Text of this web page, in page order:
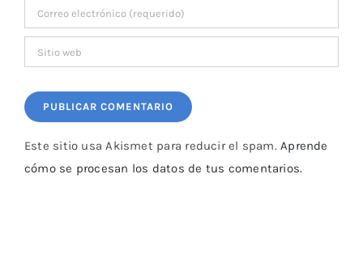
Este sitio usa Akismet para reducir el spam.Aprende
cómo se procesan los datos de tus comentarios.